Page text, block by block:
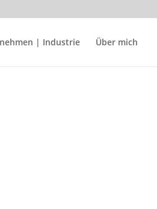
| Industrie Über mich